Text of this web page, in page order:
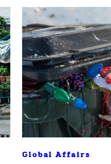
Global Affairs